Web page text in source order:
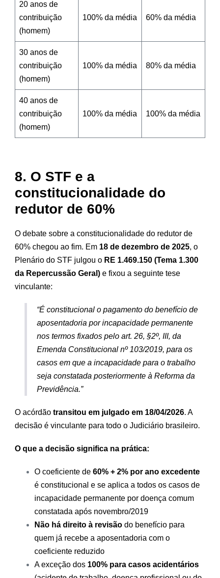
20 anos de
contribuição
(homem)
100% da média 60% da média
30 anos de
contribuição
(homem)
100% da média 80% da média
40 anos de
contribuição
(homem)
100% da média 100% da média
8. O STF e a
constitucionalidade do
redutor de 60%
O debate sobre a constitucionalidade do redutor de
60% chegou ao fim. Em 18 de dezembro de 2025, o
Plenário do STF julgou o RE 1.469.150 (Tema 1.300
da Repercussão Geral) e fixou a seguinte tese
vinculante:
“É constitucional o pagamento do benefício de
aposentadoria por incapacidade permanente
nos termos fixados pelo art. 26, §2º, III, da
Emenda Constitucional nº 103/2019, para os
casos em que a incapacidade para o trabalho
seja constatada posteriormente à Reforma da
Previdência.”
O acórdão transitou em julgado em 18/04/2026. A
decisão é vinculante para todo o Judiciário brasileiro.
O que a decisão significa na prática:
O coeficiente de 60% + 2% por ano excedente
é constitucional e se aplica a todos os casos de
incapacidade permanente por doença comum
constatada após novembro/2019
Não há direito à revisão do benefício para
quem já recebe a aposentadoria com o
coeficiente reduzido
A exceção dos 100% para casos acidentários